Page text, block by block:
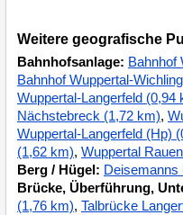
Weitere geografische
Bahnhofsanlage: Bahnhof
Bahnhof Wuppertal-
Wuppertal-Langerfeld (0,94
Nächstebreck (1,72 km),
Wuppertal-Langerfeld (Hp)
(1,62 km), Wuppertal
Berg / Hügel: Deisemanns
Brücke, Überführung,
(1,76 km), Talbrücke